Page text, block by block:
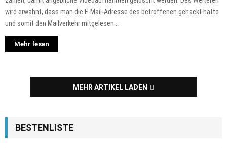
wird erwähnt, dass man die E-Mail-Adresse des betroffenen gehackt hätte
und somit den Mailverkehr mitgelesen...
Mehr lesen
MEHR ARTIKEL LADEN
BESTENLISTE